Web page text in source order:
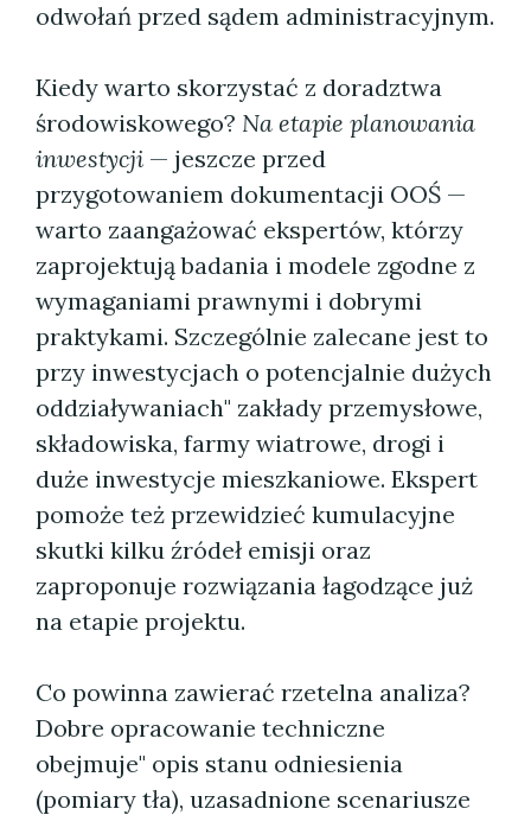
odwołań przed sądem administracyjnym.
Kiedy warto skorzystać z doradztwa
środowiskowego? Na etapie planowania
inwestycji — jeszcze przed
przygotowaniem dokumentacji OOŚ —
warto zaangażować ekspertów, którzy
zaprojektują badania i modele zgodne z
wymaganiami prawnymi i dobrymi
praktykami. Szczególnie zalecane jest to
przy inwestycjach o potencjalnie dużych
oddziaływaniach" zakłady przemysłowe,
składowiska, farmy wiatrowe, drogi i
duże inwestycje mieszkaniowe. Ekspert
pomoże też przewidzieć kumulacyjne
skutki kilku źródeł emisji oraz
zaproponuje rozwiązania łagodzące już
na etapie projektu.
Co powinna zawierać rzetelna analiza?
Dobre opracowanie techniczne
obejmuje" opis stanu odniesienia
(pomiary tła), uzasadnione scenariusze